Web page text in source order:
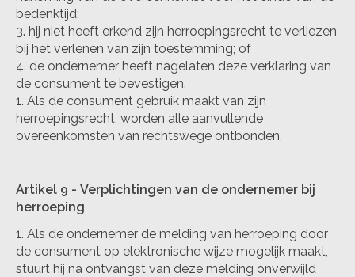
bedenktijd;
hij niet heeft erkend zijn herroepingsrecht te verliezen
bij het verlenen van zijn toestemming; of
de ondernemer heeft nagelaten deze verklaring van
de consument te bevestigen.
Als de consument gebruik maakt van zijn
herroepingsrecht, worden alle aanvullende
overeenkomsten van rechtswege ontbonden.
Artikel 9 - Verplichtingen van de ondernemer bij
herroeping
Als de ondernemer de melding van herroeping door
de consument op elektronische wijze mogelijk maakt,
stuurt hij na ontvangst van deze melding onverwijld